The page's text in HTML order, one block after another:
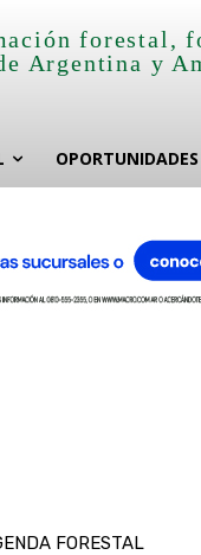
forestal,
Argentina y
FORESTAL